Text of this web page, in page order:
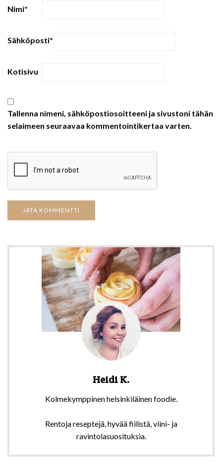
Nimi*
Sähköposti*
Kotisivu
Tallenna nimeni, sähköpostiosoitteeni ja sivustoni tähän
selaimeen seuraavaa kommentointikertaa varten.
Heidi K.
Kolmekymppinen helsinkiläinen foodie.
Rentoja reseptejä, hyvää fiilistä, viini- ja
ravintolasuosituksia.